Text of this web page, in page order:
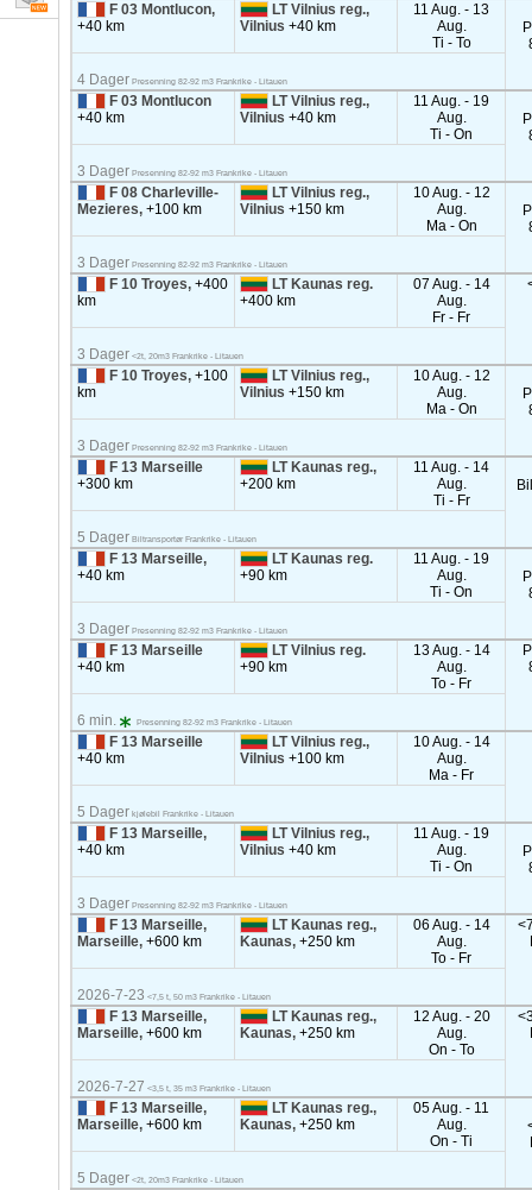
F 03 Montlucon,
+40 km
LT Vilnius reg.,
Vilnius+40 km
11 Aug. - 13
Aug.
Ti - To
4 Dager Presenning 82-92 m3 Frankrike - Litauen
F 03 Montlucon
+40 km
LT Vilnius reg.,
Vilnius+40 km
11 Aug. - 19
Aug.
Ti - On
3 Dager Presenning 82-92 m3 Frankrike - Litauen
F 08 Charleville-
Mezieres,+100 km
LT Vilnius reg.,
Vilnius+150 km
10 Aug. - 12
Aug.
Ma - On
3 Dager Presenning 82-92 m3 Frankrike - Litauen
F 10 Troyes,+400
km
LT Kaunas reg.
+400 km
07 Aug. - 14
Aug.
Fr - Fr
3 Dager <2t, 20m3 Frankrike - Litauen
F 10 Troyes,+100
km
LT Vilnius reg.,
Vilnius+150 km
10 Aug. - 12
Aug.
Ma - On
3 Dager Presenning 82-92 m3 Frankrike - Litauen
F 13 Marseille
+300 km
LT Kaunas reg.,
+200 km
11 Aug. - 14
Aug.
Ti - Fr
5 Dager Biltransportør Frankrike - Litauen
F 13 Marseille,
+40 km
LT Kaunas reg.
+90 km
11 Aug. - 19
Aug.
Ti - On
3 Dager Presenning 82-92 m3 Frankrike - Litauen
F 13 Marseille
+40 km
LT Vilnius reg.
+90 km
13 Aug. - 14
Aug.
To - Fr
6 min. Presenning 82-92 m3 Frankrike - Litauen
F 13 Marseille
+40 km
LT Vilnius reg.,
Vilnius+100 km
10 Aug. - 14
Aug.
Ma - Fr
5 Dager kjølebil Frankrike - Litauen
F 13 Marseille,
+40 km
LT Vilnius reg.,
Vilnius+40 km
11 Aug. - 19
Aug.
Ti - On
3 Dager Presenning 82-92 m3 Frankrike - Litauen
F 13 Marseille,
Marseille,+600 km
LT Kaunas reg.,
Kaunas,+250 km
06 Aug. - 14
Aug.
To - Fr
2026-7-23 <7,5 t, 50 m3 Frankrike - Litauen
F 13 Marseille,
Marseille,+600 km
LT Kaunas reg.,
Kaunas,+250 km
12 Aug. - 20
Aug.
On - To
2026-7-27 <3,5 t, 35 m3 Frankrike - Litauen
F 13 Marseille,
Marseille,+600 km
LT Kaunas reg.,
Kaunas,+250 km
05 Aug. - 11
Aug.
On - Ti
5 Dager <2t, 20m3 Frankrike - Litauen